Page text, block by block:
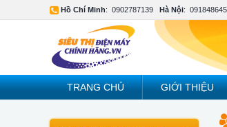
Hồ Chí Minh: 0902787139 Hà Nội:
TRANG CHỦ GIỚI THIỆU